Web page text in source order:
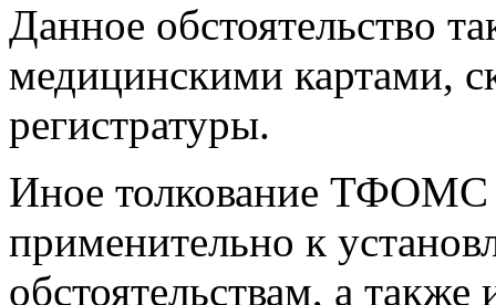
Данное обстоятельство
медицинскими картами,
регистратуры.
Иное толкование ТФОМС
применительно к
обстоятельствам, а также